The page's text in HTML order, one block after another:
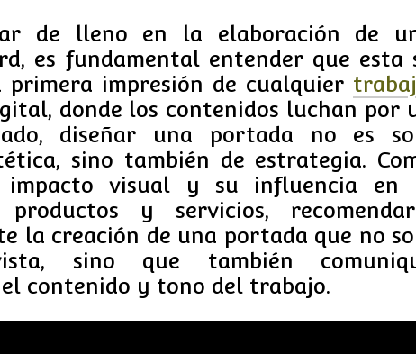
de lleno en la elaboración de
es fundamental entender que esta
impresión de cualquier
donde los contenidos luchan por
diseñar una portada no es
sino también de estrategia.
impacto visual y su influencia en
y servicios,
la creación de una portada que no
sino que también
contenido y tono del trabajo.